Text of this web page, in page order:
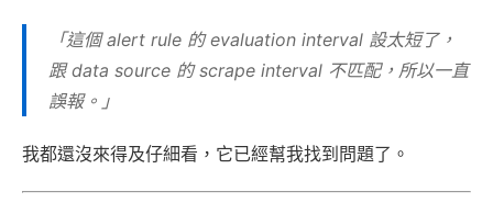
「這個 alert rule 的 evaluation interval 設太短了，
跟 data source 的 scrape interval 不匹配，所以一直
誤報。」
我都還沒來得及仔細看，它已經幫我找到問題了。